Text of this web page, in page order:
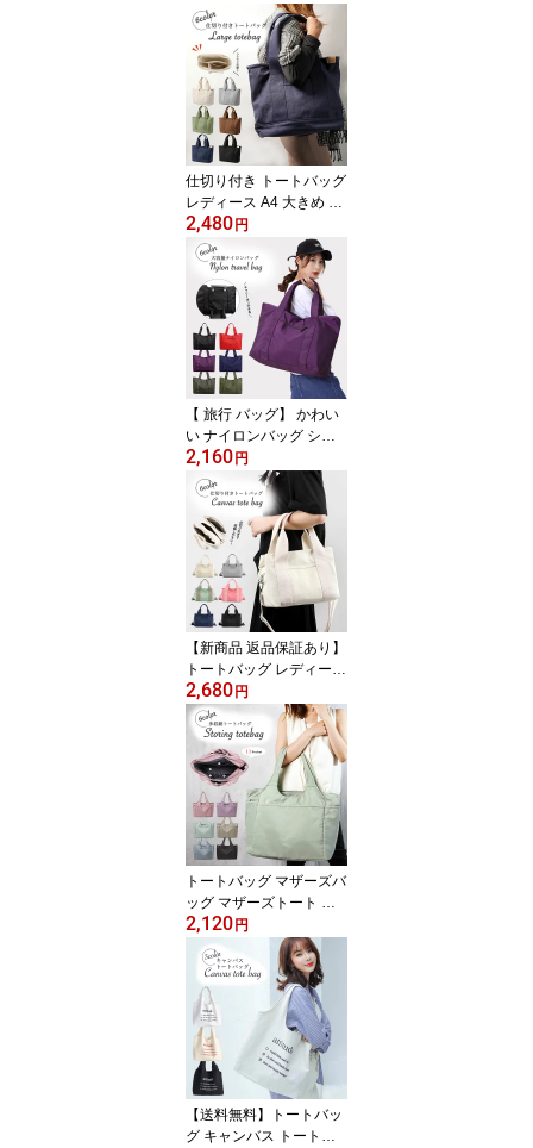
トバック シンプル 無地
バッグ a4 ワンショルダ
ー 保育園 通学 フロント
ポケット ファスナー付き
内ポケット 軽い 縦型 お
しゃれ 調節可能 スマホ
メンズ 収納 多数 使いや
すい 20代 30代 40代
仕切り付き トートバッグ
レディース A4 大きめ ト
ート バッグ 仕切り 肩掛
け マチあり チャック付
き キャンバス バッグ 軽
量 マザーズトート ママ
バッグ 無地 トートバッ
ク iPad 水筒 ノート バッ
グ 整理 マザーズバッグ
軽い シンプル 丈夫 通勤
スマホ
2,480 円
【 旅行 バッグ】 かわい
い ナイロンバッグ シン
プル ファスナー付 ナイ
ロン バッグ 大きめ ジム
1泊2日サイズ たっぷり
収納 バッグ 大容量 オシ
ャレ レディースバッグ
マザーズバッグ レディー
ス 軽い おしゃれ バッグ
旅行バッグ 軽量 旅行 シ
ンプル 使いやすい
2,160 円
【新商品 返品保証あり】
トートバッグ レディース
キャンバス マザーズバッ
グ おしゃれ マチあり 大
きめ 大人 仕切り付き か
わいい 通勤 バッグ 肩掛
け カバン 旅行 大容量 軽
い 手提げバッグ シンプ
ル カジュアル おしゃれ
通勤バッグ 多機能 2way
斜め掛け
2,680 円
トートバッグ マザーズバ
ッグ マザーズトート マ
マバッグ ナイロンバッグ
ナイロン バッグ レディ
ース メンズ 大きめ 旅行
一泊二日 撥水 軽い 無地
大容量 収納多数 シンプ
ル 保育園 多収納 かわい
い 便利 使いやすい 軽量
可愛い 収納多い 肩掛け
マザーズバック
2,120 円
【送料無料】トートバッ
グ キャンバス トートバ